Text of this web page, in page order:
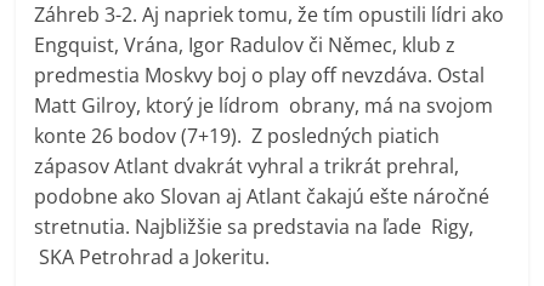
Záhreb 3-2. Aj napriek tomu, že tím opustili lídri ako
Engquist, Vrána, Igor Radulov či Němec, klub z
predmestia Moskvy boj o play off nevzdáva. Ostal
Matt Gilroy, ktorý je lídrom obrany, má na svojom
konte 26 bodov (7+19). Z posledných piatich
zápasov Atlant dvakrát vyhral a trikrát prehral,
podobne ako Slovan aj Atlant čakajú ešte náročné
stretnutia. Najbližšie sa predstavia na ľade Rigy,
SKA Petrohrad a Jokeritu.